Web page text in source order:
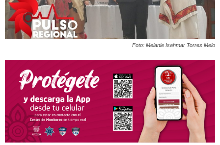
Foto: Melanie Isahmar Torres Melo